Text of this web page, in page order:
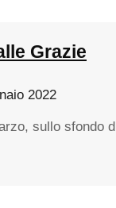
Grazie
2022
sullo